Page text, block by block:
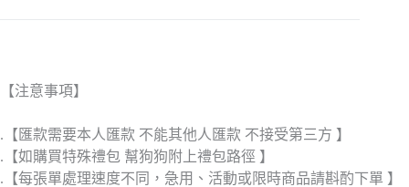
【注意事項】
.【匯款需要本人匯款 不能其他人匯款 不接受第三方 】
.【如購買特殊禮包 幫狗狗附上禮包路徑 】
.【每張單處理速度不同，急用、活動或限時商品請斟酌下單 】